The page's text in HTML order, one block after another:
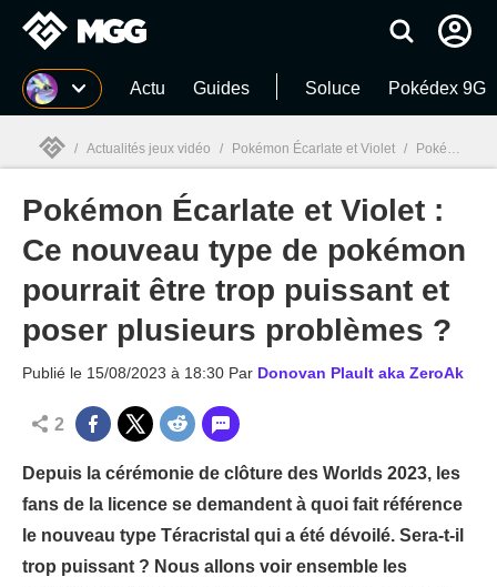
MGG Actu Guides Soluce Pokédex 9G
MGG
/ Actualités jeux vidéo / Pokémon Écarlate et Violet / Pokémon Écarlate et Violet : Ce nouveau type de pokémon pourrait être trop puissant et poser plusieurs problèmes ?
Pokémon Écarlate et Violet :
Ce nouveau type de pokémon
pourrait être trop puissant et
poser plusieurs problèmes ?
Publié le 15/08/2023 à 18:30 Par Donovan Plault aka ZeroAk
2
Depuis la cérémonie de clôture des Worlds 2023, les
fans de la licence se demandent à quoi fait référence
le nouveau type Téracristal qui a été dévoilé. Sera-t-il
trop puissant ? Nous allons voir ensemble les